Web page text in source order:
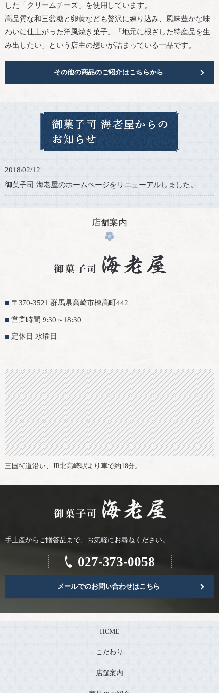
した「クリームチーズ」を使用しています。
高品質な和三盆糖と卵黄なども贅沢に練り込み、風味豊かな味
わいに仕上がった洋風焼き菓子。「地元に根ざした特産品を生
み出したい」という店主の想いが詰まっている一品です。
その他の商品のご紹介はこちらから
2018/02/12
御菓子司 海老屋のホームページをリニューアルしました。
店舗案内
〒370-3521 群馬県高崎市棟高町442
営業時間 9:30～18:30
定休日 水曜日
三国街道沿い、JR北高崎駅より車で約18分。
手土産からご贈答品まで、お気軽にお尋ねください。
027-373-0058
メールでのお問い合わせはこちら
HOME
こだわり
店舗案内